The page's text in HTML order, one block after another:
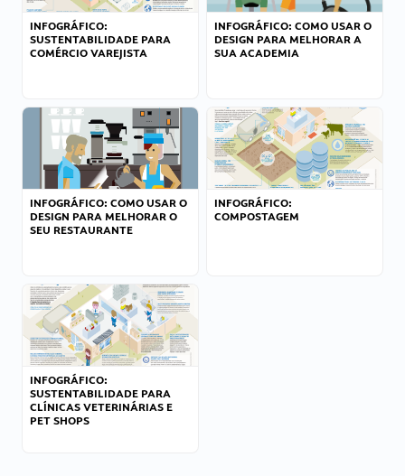
INFOGRÁFICO:
SUSTENTABILIDADE PARA
COMÉRCIO VAREJISTA
INFOGRÁFICO: COMO USAR O
DESIGN PARA MELHORAR A
SUA ACADEMIA
INFOGRÁFICO: COMO USAR O
DESIGN PARA MELHORAR O
SEU RESTAURANTE
INFOGRÁFICO:
COMPOSTAGEM
INFOGRÁFICO:
SUSTENTABILIDADE PARA
CLÍNICAS VETERINÁRIAS E
PET SHOPS